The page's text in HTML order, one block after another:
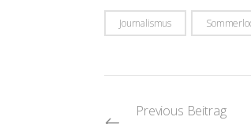
Journalismus
Previous Beitrag